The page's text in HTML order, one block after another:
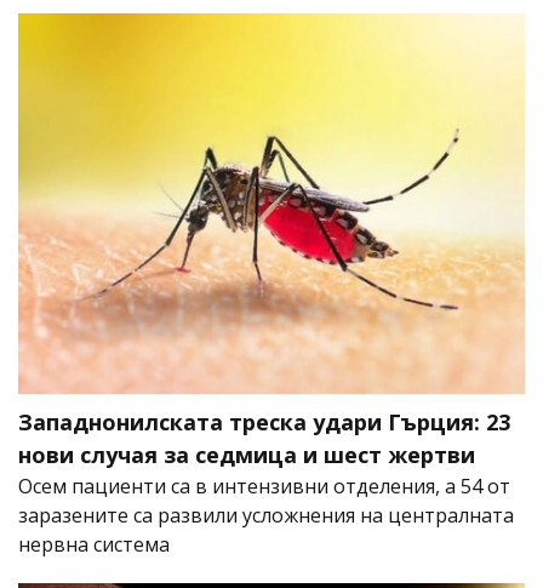
Западнонилската треска удари Гърция: 23
нови случая за седмица и шест жертви
Осем пациенти са в интензивни отделения, а 54 от
заразените са развили усложнения на централната
нервна система